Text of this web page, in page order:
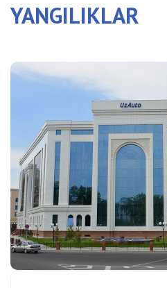
YANGILIKLAR